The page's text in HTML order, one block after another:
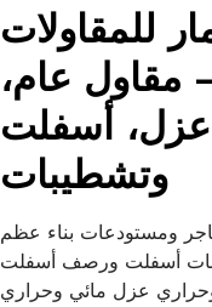
للمقاولات
مقاول عام،
عزل، أسفلت
وتشطيبات
ومستودعات بناء عظم
أسفلت ورصف أسفلت
عزل مائي وحراري